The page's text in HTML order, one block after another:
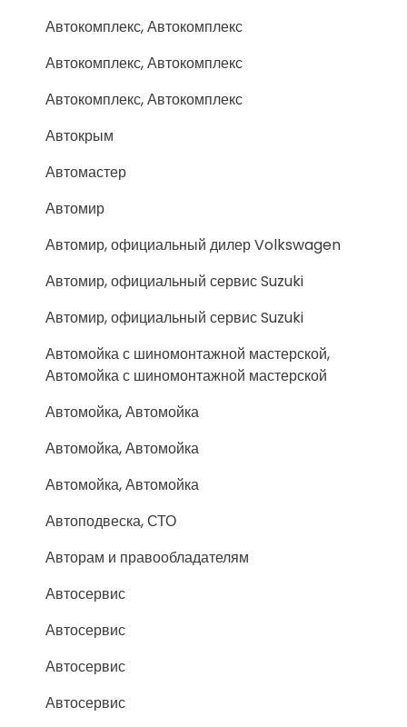
Автокомплекс, Автокомплекс
Автокомплекс, Автокомплекс
Автокомплекс, Автокомплекс
Автокрым
Автомастер
Автомир
Автомир, официальный дилер Volkswagen
Автомир, официальный сервис Suzuki
Автомир, официальный сервис Suzuki
Автомойка с шиномонтажной мастерской,
Автомойка с шиномонтажной мастерской
Автомойка, Автомойка
Автомойка, Автомойка
Автомойка, Автомойка
Автоподвеска, СТО
Авторам и правообладателям
Автосервис
Автосервис
Автосервис
Автосервис